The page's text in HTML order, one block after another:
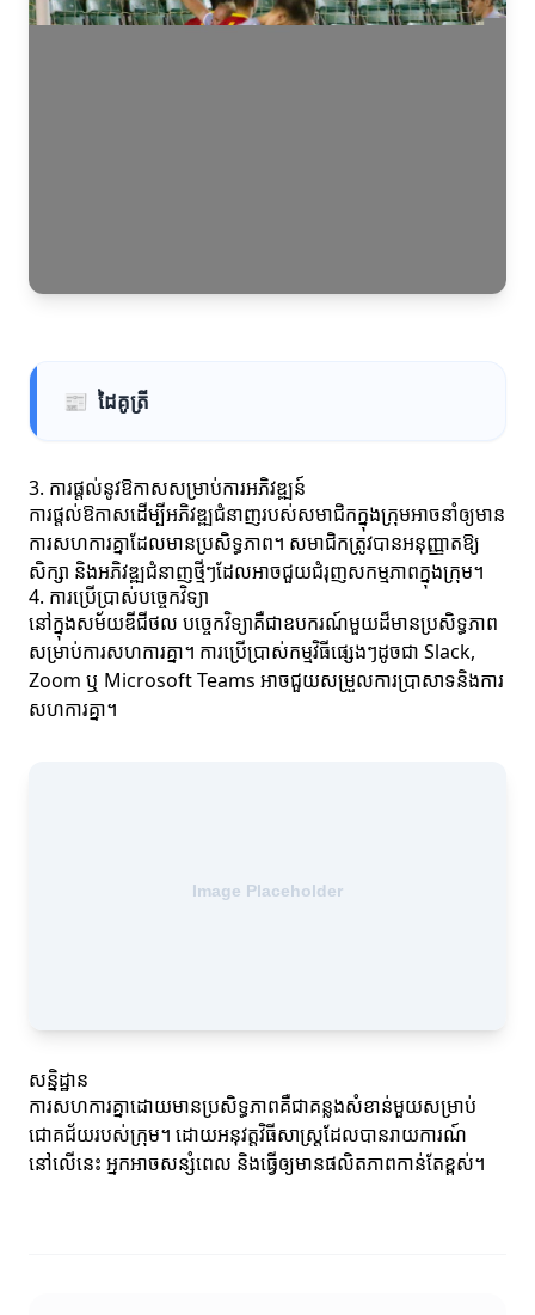
📰 ដៃគូត្រី
3. ការផ្តល់នូវឱកាសសម្រាប់ការអភិវឌ្ឍន៍
ការផ្តល់ឱកាសដើម្បីអភិវឌ្ឍជំនាញរបស់សមាជិកក្នុងក្រុមអាចនាំឲ្យមាន
ការសហការគ្នាដែលមានប្រសិទ្ធភាព។ សមាជិកត្រូវបានអនុញ្ញាតឱ្យ
សិក្សា និងអភិវឌ្ឍជំនាញថ្មីៗដែលអាចជួយជំរុញសកម្មភាពក្នុងក្រុម។
4. ការប្រើប្រាស់បច្ចេកវិទ្យា
នៅក្នុងសម័យឌីជីថល បច្ចេកវិទ្យាគឺជាឧបករណ៍មួយដ៏មានប្រសិទ្ធភាព
សម្រាប់ការសហការគ្នា។ ការប្រើប្រាស់កម្មវិធីផ្សេងៗដូចជា Slack,
Zoom ឬ Microsoft Teams អាចជួយសម្រួលការប្រាសាទនិងការ
សហការគ្នា។
សន្និដ្ឋាន
ការសហការគ្នា​ដោយមានប្រសិទ្ធភាពគឺជាគន្លងសំខាន់មួយសម្រាប់
ជោគជ័យរបស់ក្រុម។ ដោយអនុវត្តវិធីសាស្ត្រដែលបានរាយការណ៍
នៅលើនេះ អ្នកអាចសន្សំពេល និងធ្វើឲ្យមានផលិតភាពកាន់តែខ្ពស់។